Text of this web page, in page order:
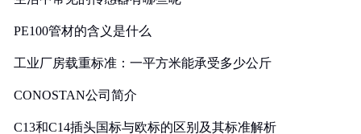
PE100管材的含义是什么
工业厂房载重标准：一平方米能承受多少公斤
CONOSTAN公司简介
C13和C14插头国标与欧标的区别及其标准解析